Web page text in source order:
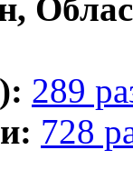
289
728